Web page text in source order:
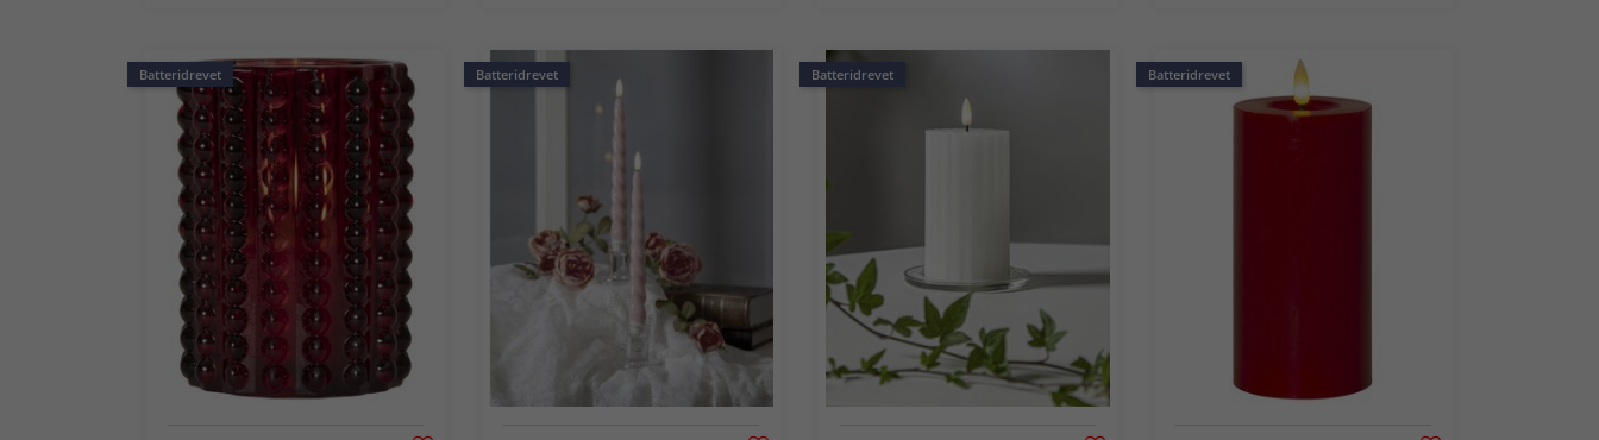
Batteridrevet Batteridrevet Batteridrevet Batteridrevet